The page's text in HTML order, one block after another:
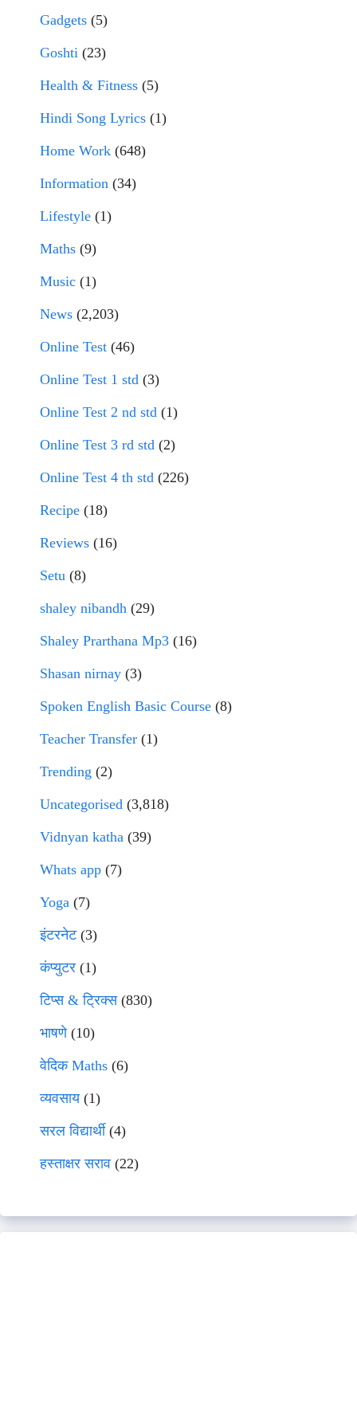
Gadgets (5)
Goshti (23)
Health & Fitness (5)
Hindi Song Lyrics (1)
Home Work (648)
Information (34)
Lifestyle (1)
Maths (9)
Music (1)
News (2,203)
Online Test (46)
Online Test 1 std (3)
Online Test 2 nd std (1)
Online Test 3 rd std (2)
Online Test 4 th std (226)
Recipe (18)
Reviews (16)
Setu (8)
shaley nibandh (29)
Shaley Prarthana Mp3 (16)
Shasan nirnay (3)
Spoken English Basic Course (8)
Teacher Transfer (1)
Trending (2)
Uncategorised (3,818)
Vidnyan katha (39)
Whats app (7)
Yoga (7)
इंटरनेट(3)
कंप्युटर (1)
टिप्स & ट्रिक्स(830)
भाषणे(10)
वेदिक Maths (6)
व्यवसाय(1)
सरल विद्यार्थी(4)
हस्ताक्षर सराव (22)